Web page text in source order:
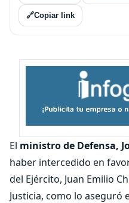
🔗Copiar link
El ministro de Defensa,
haber intercedido en
del Ejército, Juan Emilio
Justicia, como lo aseguró